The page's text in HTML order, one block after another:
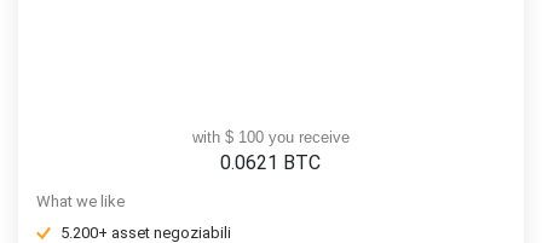
with $ 100 you receive
0.0621 BTC
What we like
5.200+ asset negoziabili